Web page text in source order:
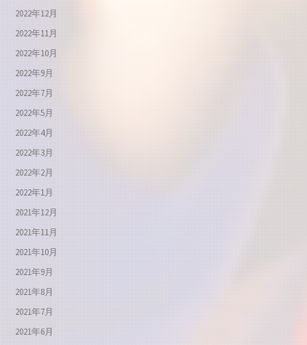
2022年12月
2022年11月
2022年10月
2022年9月
2022年7月
2022年5月
2022年4月
2022年3月
2022年2月
2022年1月
2021年12月
2021年11月
2021年10月
2021年9月
2021年8月
2021年7月
2021年6月